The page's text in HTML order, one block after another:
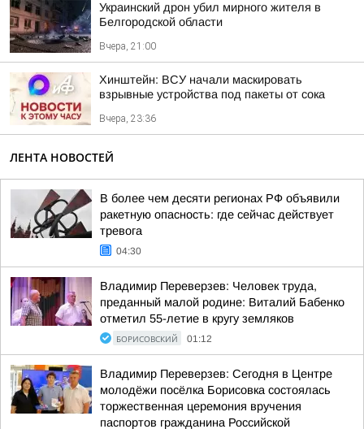
Украинский дрон убил мирного жителя в
Белгородской области
Вчера, 21:00
Хинштейн: ВСУ начали маскировать
взрывные устройства под пакеты от сока
Вчера, 23:36
ЛЕНТА НОВОСТЕЙ
В более чем десяти регионах РФ объявили
ракетную опасность: где сейчас действует
тревога
04:30
Владимир Переверзев: Человек труда,
преданный малой родине: Виталий Бабенко
отметил 55-летие в кругу земляков
БОРИСОВСКИЙ 01:12
Владимир Переверзев: Сегодня в Центре
молодёжи посёлка Борисовка состоялась
торжественная церемония вручения
паспортов гражданина Российской